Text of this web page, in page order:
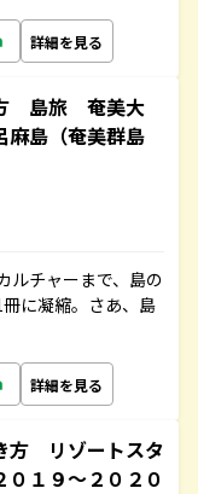
詳細を見る
島旅 奄美大
島（奄美群島
チャーまで、島の
に凝縮。さあ、島
詳細を見る
方 リゾートスタ
１９～２０２０